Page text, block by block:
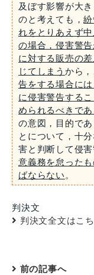
及ぼす影響が大
のと考えても，
れをとりあえず
の場合，侵害警
に対する販売の
じてしまう から，
告をする場合に
に侵害警告する
められるべきであ
の意図，目的で
とについて，十
害と判断して侵
意義務を怠った
ばならない 。
判決文
判決文全文はこ
前の記事へ